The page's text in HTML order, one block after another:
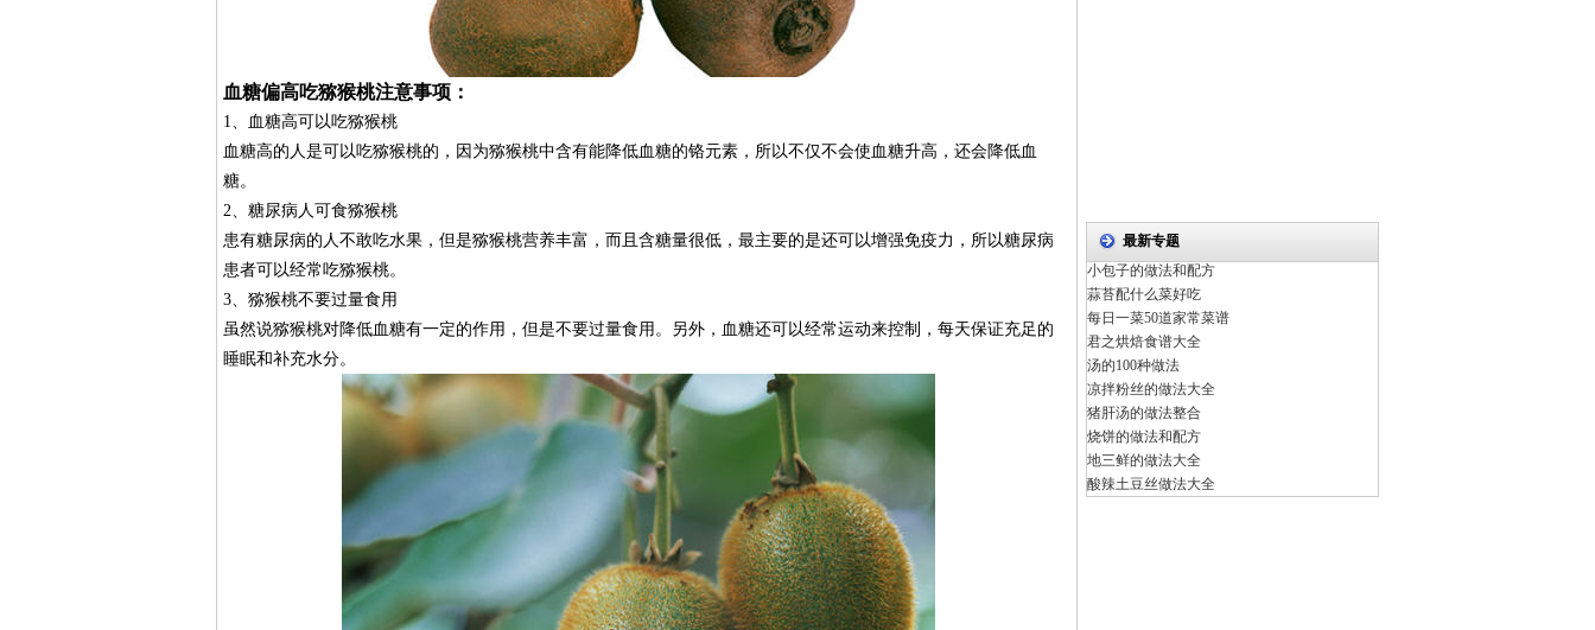
血糖偏高吃猕猴桃注意事项：
1、血糖高可以吃猕猴桃
血糖高的人是可以吃猕猴桃的，因为猕猴桃中含有能降低血糖的铬元素，所以不仅不会使血糖升高，还会降低血
糖。
2、糖尿病人可食猕猴桃
患有糖尿病的人不敢吃水果，但是猕猴桃营养丰富，而且含糖量很低，最主要的是还可以增强免疫力，所以糖尿病
患者可以经常吃猕猴桃。
3、猕猴桃不要过量食用
虽然说猕猴桃对降低血糖有一定的作用，但是不要过量食用。另外，血糖还可以经常运动来控制，每天保证充足的
睡眠和补充水分。
最新专题
小包子的做法和配方
蒜苔配什么菜好吃
每日一菜50道家常菜谱
君之烘焙食谱大全
汤的100种做法
凉拌粉丝的做法大全
猪肝汤的做法整合
烧饼的做法和配方
地三鲜的做法大全
酸辣土豆丝做法大全